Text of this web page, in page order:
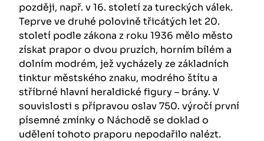
později, např. v 16. století za tureckých válek.
Teprve ve druhé polovině třicátých let 20.
století podle zákona z roku 1936 mělo město
získat prapor o dvou pruzích, horním bílém a
dolním modrém, jež vycházely ze základních
tinktur městského znaku, modrého štítu a
stříbrné hlavní heraldické figury – brány. V
souvislosti s přípravou oslav 750. výročí první
písemné zmínky o Náchodě se doklad o
udělení tohoto praporu nepodařilo nalézt.